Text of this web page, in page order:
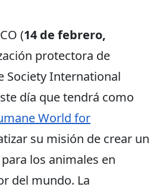
(14 de febrero,
protectora de
Society International
día que tendrá como
World for
su misión de crear un
los animales en
del mundo. La